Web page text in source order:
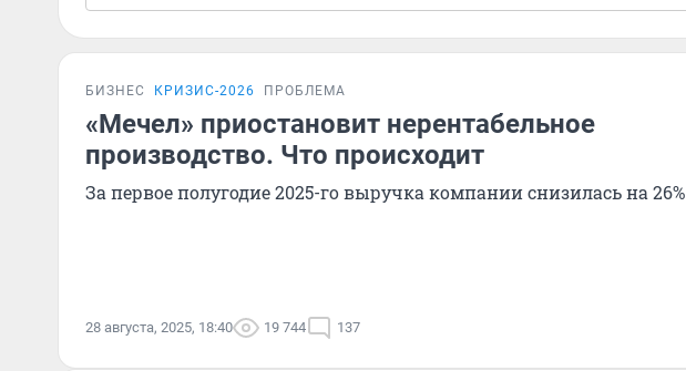
БИЗНЕС КРИЗИС-2026 ПРОБЛЕМА
«Мечел» приостановит нерентабельное
производство. Что происходит
За первое полугодие 2025-го выручка компании снизилась на 26%
28 августа, 2025, 18:40 19 744 137